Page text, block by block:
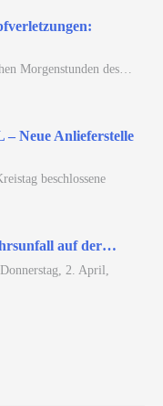
Morgenstunden des…
Neue Anlieferstelle
beschlossene
auf der…
2. April,